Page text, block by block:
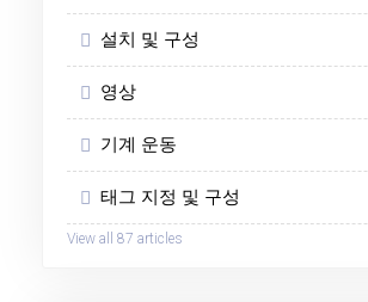
설치 및 구성
영상
기계 운동
태그 지정 및 구성
View all 87 articles